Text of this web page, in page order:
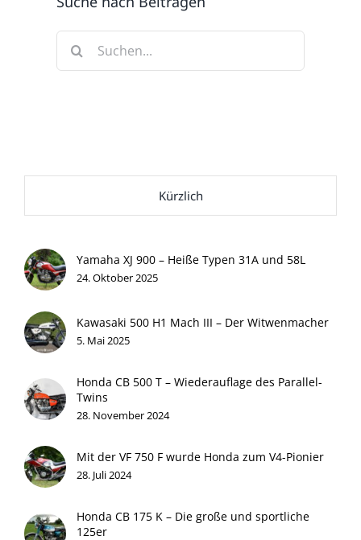
nach:
Kürzlich
Yamaha XJ 900 – Heiße Typen 31A und 58L
24. Oktober 2025
Kawasaki 500 H1 Mach III – Der Witwenmacher
5. Mai 2025
Honda CB 500 T – Wiederauflage des Parallel-
Twins
28. November 2024
Mit der VF 750 F wurde Honda zum V4-Pionier
28. Juli 2024
Honda CB 175 K – Die große und sportliche
125er